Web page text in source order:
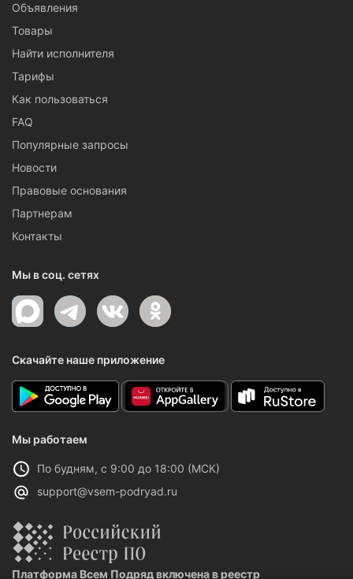
Объявления
Товары
Найти исполнителя
Тарифы
Как пользоваться
FAQ
Популярные запросы
Новости
Правовые основания
Партнерам
Контакты
Мы в соц. сетях
Скачайте наше приложение
Мы работаем
По будням, с 9:00 до 18:00 (МСК)
support@vsem-podryad.ru
Платформа Всем Подряд включена в реестр